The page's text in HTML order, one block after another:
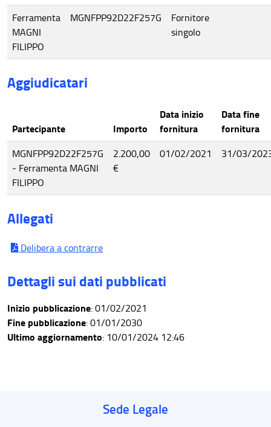
Ferramenta
MAGNI
FILIPPO
MGNFPP92D22F257G
Fornitore
singolo
Aggiudicatari
Partecipante Importo
Data inizio
fornitura
Data fine
fornitura
MGNFPP92D22F257G
- Ferramenta MAGNI
FILIPPO
2.200,00
€
01/02/2021 31/03/
Allegati
Delibera a contrarre
Dettagli sui dati pubblicati
Inizio pubblicazione: 01/02/2021
Fine pubblicazione: 01/01/2030
Ultimo aggiornamento: 10/01/2024 12:46
Sede Legale